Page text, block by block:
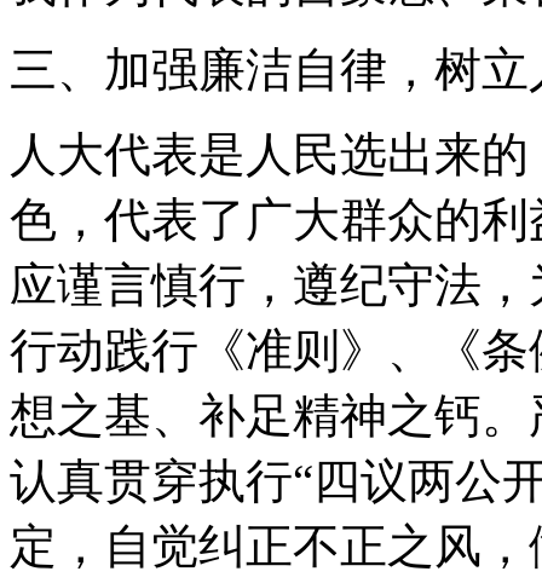
三、加强廉洁自律，树
人大代表是人民选出来
色，代表了广大群众的
应谨言慎行，遵纪守法
行动践行《准则》、《
想之基、补足精神之钙
认真贯穿执行“四议两公
定，自觉纠正不正之风